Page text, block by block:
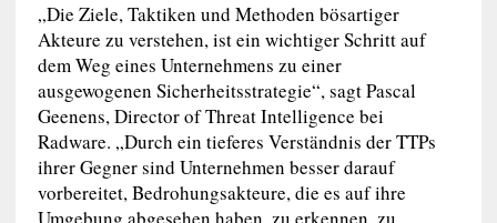
„Die Ziele, Taktiken und Methoden bösartiger
Akteure zu verstehen, ist ein wichtiger Schritt auf
dem Weg eines Unternehmens zu einer
ausgewogenen Sicherheitsstrategie“, sagt Pascal
Geenens, Director of Threat Intelligence bei
Radware. „Durch ein tieferes Verständnis der TTPs
ihrer Gegner sind Unternehmen besser darauf
vorbereitet, Bedrohungsakteure, die es auf ihre